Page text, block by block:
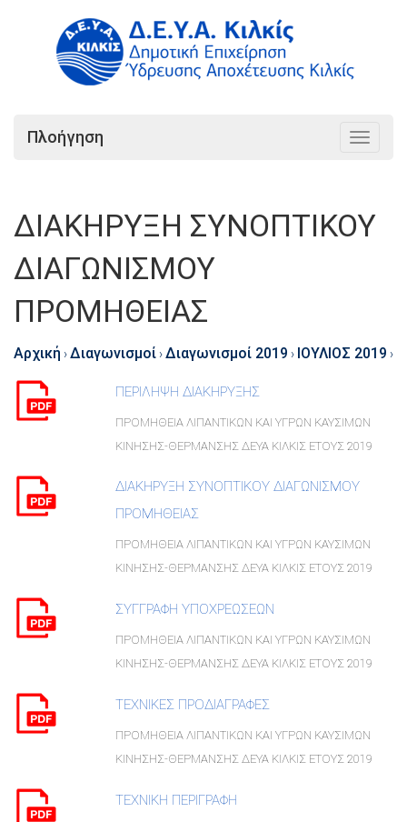
Toggle
Πλοήγηση
ΔΙΑΚΗΡΥΞΗ ΣΥΝΟΠΤΙΚΟΥ
ΔΙΑΓΩΝΙΣΜΟΥ
ΠΡΟΜΗΘΕΙΑΣ
Αρχική ›Διαγωνισμοί ›Διαγωνισμοί 2019 › ΙΟΥΛΙΟΣ 2019 ›
ΠΕΡΙΛΗΨΗ ΔΙΑΚΗΡΥΞΗΣ
ΠΡΟΜΗΘΕΙΑ ΛΙΠΑΝΤΙΚΩΝ ΚΑΙ ΥΓΡΩΝ ΚΑΥΣΙΜΩΝ
ΚΙΝΗΣΗΣ-ΘΕΡΜΑΝΣΗΣ ΔΕΥΑ ΚΙΛΚΙΣ ΕΤΟΥΣ 2019
ΔΙΑΚΗΡΥΞΗ ΣΥΝΟΠΤΙΚΟΥ ΔΙΑΓΩΝΙΣΜΟΥ
ΠΡΟΜΗΘΕΙΑΣ
ΠΡΟΜΗΘΕΙΑ ΛΙΠΑΝΤΙΚΩΝ ΚΑΙ ΥΓΡΩΝ ΚΑΥΣΙΜΩΝ
ΚΙΝΗΣΗΣ-ΘΕΡΜΑΝΣΗΣ ΔΕΥΑ ΚΙΛΚΙΣ ΕΤΟΥΣ 2019
ΣΥΓΓΡΑΦΗ ΥΠΟΧΡΕΩΣΕΩΝ
ΠΡΟΜΗΘΕΙΑ ΛΙΠΑΝΤΙΚΩΝ ΚΑΙ ΥΓΡΩΝ ΚΑΥΣΙΜΩΝ
ΚΙΝΗΣΗΣ-ΘΕΡΜΑΝΣΗΣ ΔΕΥΑ ΚΙΛΚΙΣ ΕΤΟΥΣ 2019
ΤΕΧΝΙΚΕΣ ΠΡΟΔΙΑΓΡΑΦΕΣ
ΠΡΟΜΗΘΕΙΑ ΛΙΠΑΝΤΙΚΩΝ ΚΑΙ ΥΓΡΩΝ ΚΑΥΣΙΜΩΝ
ΚΙΝΗΣΗΣ-ΘΕΡΜΑΝΣΗΣ ΔΕΥΑ ΚΙΛΚΙΣ ΕΤΟΥΣ 2019
ΤΕΧΝΙΚΗ ΠΕΡΙΓΡΑΦΗ